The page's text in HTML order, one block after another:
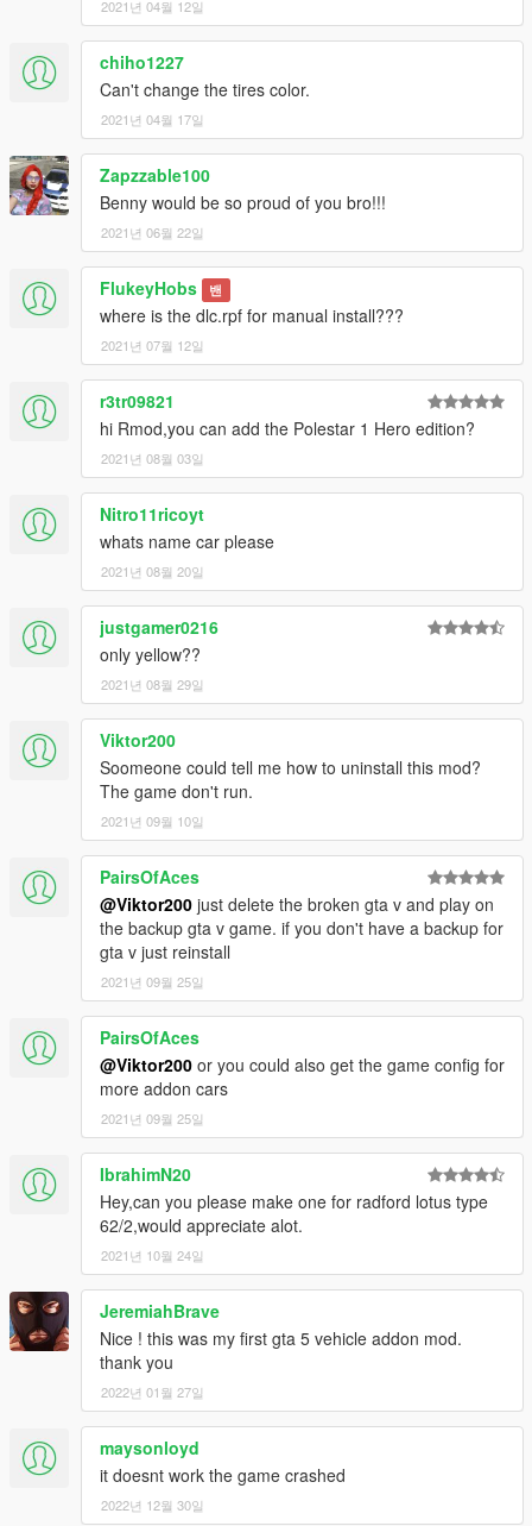
2021년 04월 12일
chiho1227
Can't change the tires color.
2021년 04월 17일
Zapzzable100
Benny would be so proud of you bro!!!
2021년 06월 22일
FlukeyHobs 밴
where is the dlc.rpf for manual install???
2021년 07월 12일
r3tr09821
hi Rmod,you can add the Polestar 1 Hero edition?
2021년 08월 03일
Nitro11ricoyt
whats name car please
2021년 08월 20일
justgamer0216
only yellow??
2021년 08월 29일
Viktor200
Soomeone could tell me how to uninstall this mod?
The game don't run.
2021년 09월 10일
PairsOfAces
@Viktor200 just delete the broken gta v and play on
the backup gta v game. if you don't have a backup for
gta v just reinstall
2021년 09월 25일
PairsOfAces
@Viktor200 or you could also get the game config for
more addon cars
2021년 09월 25일
IbrahimN20
Hey,can you please make one for radford lotus type
62/2,would appreciate alot.
2021년 10월 24일
JeremiahBrave
Nice ! this was my first gta 5 vehicle addon mod.
thank you
2022년 01월 27일
maysonloyd
it doesnt work the game crashed
2022년 12월 30일